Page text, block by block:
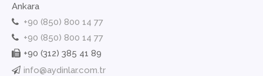
Ankara
+90 (850) 800 14 77
+90 (850) 800 14 77
+90 (312) 385 41 89
info@aydinlar.com.tr